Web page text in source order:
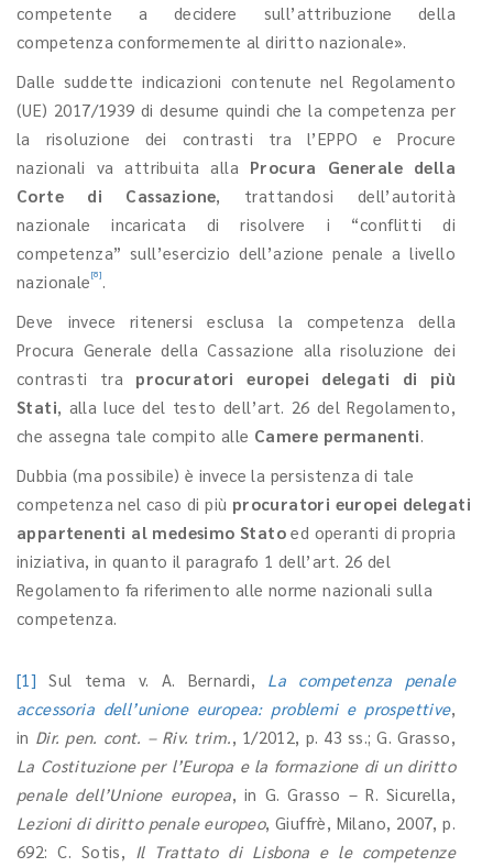
competente a decidere sull’attribuzione della
competenza conformemente al diritto nazionale».
Dalle suddette indicazioni contenute nel Regolamento
(UE) 2017/1939 di desume quindi che la competenza per
la risoluzione dei contrasti tra l’EPPO e Procure
nazionali va attribuita alla Procura Generale della
Corte di Cassazione , trattandosi dell’autorità
nazionale incaricata di risolvere i “conflitti di
competenza” sull’esercizio dell’azione penale a livello
nazionale[8]
Deve invece ritenersi esclusa la competenza della
Procura Generale della Cassazione alla risoluzione dei
contrasti tra procuratori europei delegati di più
Stati , alla luce del testo dell’art. 26 del Regolamento,
che assegna tale compito alle Camere permanenti
Dubbia (ma possibile) è invece la persistenza di tale
competenza nel caso di più procuratori europei delegati
appartenenti al medesimo Stato ed operanti di propria
iniziativa, in quanto il paragrafo 1 dell’art. 26 del
Regolamento fa riferimento alle norme nazionali sulla
competenza.
[1] Sul tema v. A. Bernardi, La competenza penale
accessoria dell’unione europea: problemi e prospettive,
in Dir. pen. cont. – Riv. trim.
, 1/2012, p. 43 ss.; G. Grasso,
La Costituzione per l’Europa e la formazione di un diritto
penale dell’Unione europea , in G. Grasso – R. Sicurella,
Lezioni di diritto penale europeo, Giuffrè, Milano, 2007, p.
692: C. Sotis,
Il Trattato di Lisbona e le competenze